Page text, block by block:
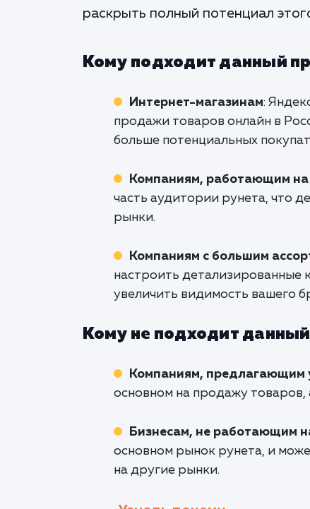
раскрыть полный потенциал
Кому подходит данный
Интернет-магазинам:
продажи товаров онлайн в
больше потенциальных
Компаниям, работающим
часть аудитории рунета, что
рынки.
Компаниям с большим
настроить детализированные
увеличить видимость вашего
Кому не подходит
Компаниям, предлагающим
основном на продажу товаров,
Бизнесам, не работающим
основном рынок рунета, и
на другие рынки.